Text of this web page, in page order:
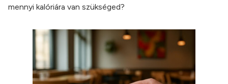
mennyi kalóriára van szükséged?